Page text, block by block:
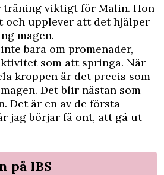
träning viktigt för Malin. Hon
och upplever att det hjälper
magen.
bara om promenader,
som att springa. När
kroppen är det precis som
Det blir nästan som
Det är en av de första
jag börjar få ont, att gå ut
på IBS